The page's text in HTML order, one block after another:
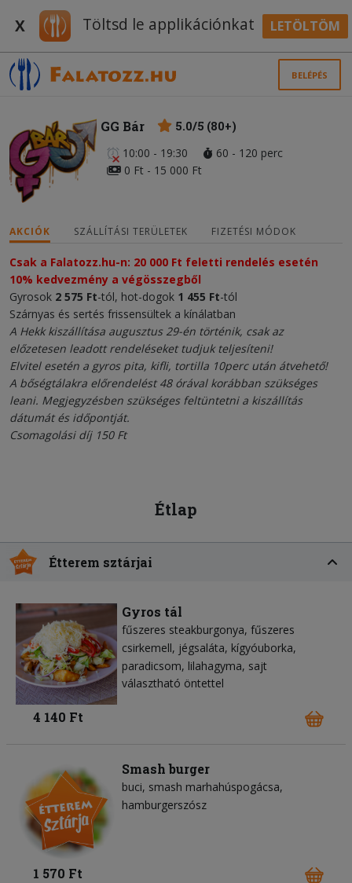
X Töltsd le applikációnkat LETÖLTÖM
BELÉPÉS
GG Bár
5.0/5 (80+)
10:00 - 19:30
60 - 120 perc
0 Ft - 15 000 Ft
AKCIÓK SZÁLLÍTÁSI TERÜLETEK FIZETÉSI MÓDOK
Csak a Falatozz.hu-n: 20 000 Ft feletti rendelés esetén
10% kedvezmény a végösszegből​
Gyrosok 2 575 Ft-tól, hot-dogok 1 455 Ft-tól
Szárnyas és sertés frissensültek a kínálatban
A Hekk kiszállítása augusztus 29-én történik, csak az
előzetesen leadott rendeléseket tudjuk teljesíteni!
Elvitel esetén a gyros pita, kifli, tortilla 10perc után átvehető!
A bőségtálakra előrendelést 48 órával korábban szükséges
leani. Megjegyzésben szükséges feltüntetni a kiszállítás
dátumát és időpontját.
Csomagolási díj 150 Ft
Étlap
Étterem sztárjai
Gyros tál
fűszeres steakburgonya fűszeres
csirkemell jégsaláta kígyóuborka
paradicsom lilahagyma sajt
választható öntettel
4 140 Ft
Smash burger
buci smash marhahúspogácsa
hamburgerszósz
1 570 Ft